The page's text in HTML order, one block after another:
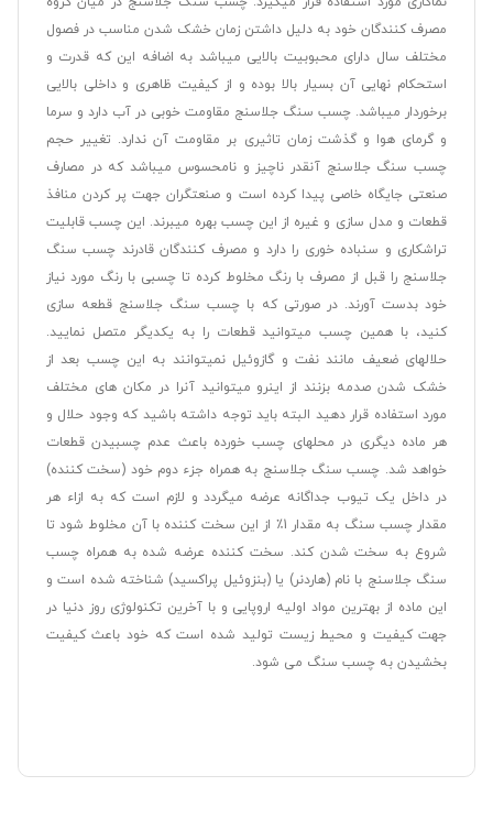
مصرف کنندگان خود به دلیل داشتن زمان خشک شدن مناسب در فصول
مختلف سال دارای محبوبیت بالایی میباشد به اضافه این که قدرت و
استحکام نهایی آن بسیار بالا بوده و از کیفیت ظاهری و داخلی بالایی
برخوردار میباشد. چسب سنگ جلاسنج مقاومت خوبی در آب دارد و سرما
و گرمای هوا و گذشت زمان تاثیری بر مقاومت آن ندارد. تغییر حجم
چسب سنگ جلاسنج آنقدر ناچیز و نامحسوس میباشد که در مصارف
صنعتی جایگاه خاصی پیدا کرده است و صنعتگران جهت پر کردن منافذ
قطعات و مدل سازی و غیره از این چسب بهره میبرند. این چسب قابلیت
تراشکاری و سنباده خوری را دارد و مصرف کنندگان قادرند چسب سنگ
جلاسنج را قبل از مصرف با رنگ مخلوط کرده تا چسبی با رنگ مورد نیاز
خود بدست آورند. در صورتی که با چسب سنگ جلاسنج قطعه سازی
کنید، با همین چسب میتوانید قطعات را به یکدیگر متصل نمایید.
حلالهای ضعیف مانند نفت و گازوئیل نمیتوانند به این چسب بعد از
خشک شدن صدمه بزنند از اینرو میتوانید آنرا در مکان های مختلف
مورد استفاده قرار دهید البته باید توجه داشته باشید که وجود حلال و
هر ماده دیگری در محلهای چسب خورده باعث عدم چسبیدن قطعات
خواهد شد. چسب سنگ جلاسنج به همراه جزء دوم خود (سخت کننده)
در داخل یک تیوب جداگانه عرضه میگردد و لازم است که به ازاء هر
مقدار چسب سنگ به مقدار 1٪ از این سخت کننده با آن مخلوط شود تا
شروع به سخت شدن کند. سخت کننده عرضه شده به همراه چسب
سنگ جلاسنج با نام (هاردنر) یا (بنزوئیل پراکسید) شناخته شده است و
این ماده از بهترین مواد اولیه اروپایی و با آخرین تکنولوژی روز دنیا در
جهت کیفیت و محیط زیست تولید شده است که خود باعث کیفیت
بخشیدن به چسب سنگ می شود.